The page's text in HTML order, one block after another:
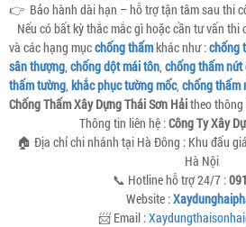
👉 Bảo hành dài hạn – hỗ trợ tận tâm sau thi
Nếu có bất kỳ thắc mắc gì hoặc cần tư vấn thi
và các hạng mụcchống thấmkhác như :chống
sân thượng, chống dột mái tôn, chống thấm nứt
thấm tường, khắc phục tường mốc, chống thấm
Chống Thấm Xây Dựng Thái Sơn Hảitheo
Thông tin liên hệ :Công Ty Xây
🏠 Địa chỉ chi nhánh tại Hà Đông : Khu đấu
Hà Nội
📞 Hotline hỗ trợ 24/7 :
Website :
📨 Email :